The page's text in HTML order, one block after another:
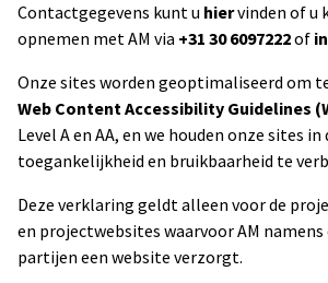
Contactgegevens kunt u hiervinden of u
opnemen met AM via +31 30 6097222of
Onze sites worden geoptimaliseerd om
Web Content Accessibility Guidelines
Level A en AA, en we houden onze sites
toegankelijkheid en bruikbaarheid te
Deze verklaring geldt alleen voor de
en projectwebsites waarvoor AM namens
partijen een website verzorgt.